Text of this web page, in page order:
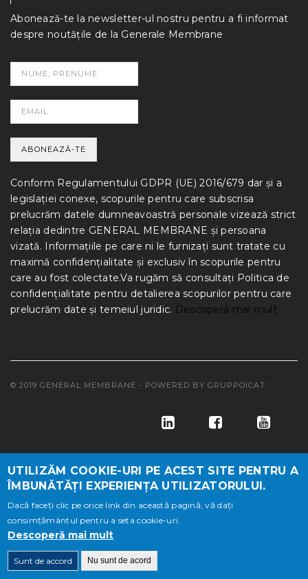
Abonează-te la newsletter-ul nostru pentru a fi informat
despre noutățile de la Generale Membrane
Conform Regulamentului GDPR (UE) 2016/679 dar și a
legislației conexe, scopurile pentru care subscrisa
prelucrăm datele dumneavoastră personale vizează strict
relația dedintre GENERAL MEMBRANE și persoana
vizată. Informațiile pe care ni le furnizați sunt tratate cu
maximă confidențialitate și exclusiv în scopurile pentru
care au fost colectate.Va rugăm să consultați Politica de
confidențialitate pentru detalierea scopurilor pentru care
prelucrăm date și temeiul juridic. Descoperă mai mult
© 2019 GENERAL MEMBRANE - POWERED BY GRUPPOICAT
© GENERAL MEMBRANE S.A, NR.INREGISTRARE REG.COM
J10/497/1997, CUI RO 9761684, CAP.SOC. LEI 21.220.000
UTILIZĂM COOKIE-URI PE ACEST SITE PENTRU A
ÎMBUNĂTĂȚI EXPERIENȚA UTILIZATORULUI.
Dacă faceți clic pe orice link din această pagină, vă dați
consimțământul pentru a seta cookie-uri.
Descoperă mai mult
Sunt de accord Nu sunt de acord